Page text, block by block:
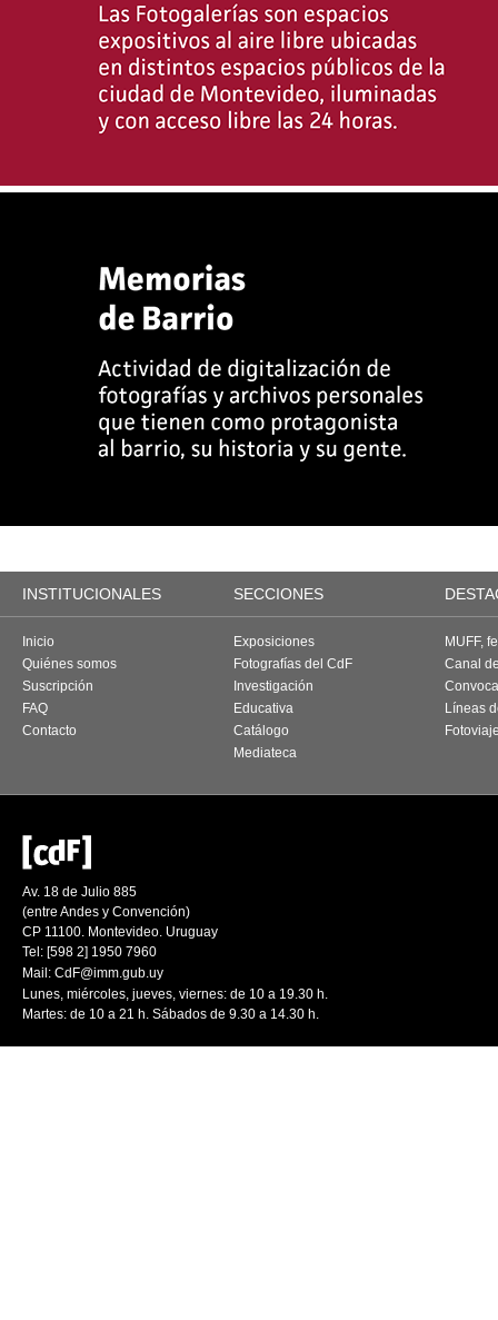
INSTITUCIONALES SECCIONES
Inicio
Quiénes somos
Suscripción
FAQ
Contacto
Exposiciones
Fotografías del CdF
Investigación
Educativa
Catálogo
Mediateca
MUFF,
Canal
Líneas
Av. 18 de Julio 885
(entre Andes y Convención)
CP 11100. Montevideo. Uruguay
Tel: [598 2] 1950 7960
Mail: CdF@imm.gub.uy
Lunes, miércoles, jueves, viernes: de 10 a 19.30 h.
Martes: de 10 a 21 h. Sábados de 9.30 a 14.30 h.